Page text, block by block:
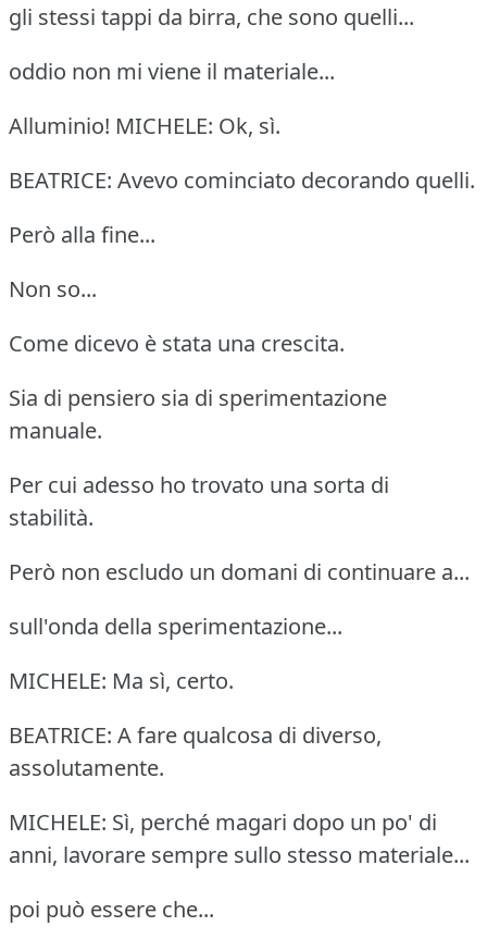
gli stessi tappi da birra, che sono quelli...
oddio non mi viene il materiale...
Alluminio! MICHELE: Ok, sì.
BEATRICE: Avevo cominciato decorando quelli.
Però alla fine...
Non so...
Come dicevo è stata una crescita.
Sia di pensiero sia di sperimentazione
manuale.
Per cui adesso ho trovato una sorta di
stabilità.
Però non escludo un domani di continuare a...
sull'onda della sperimentazione...
MICHELE: Ma sì, certo.
BEATRICE: A fare qualcosa di diverso,
assolutamente.
MICHELE: Sì, perché magari dopo un po' di
anni, lavorare sempre sullo stesso materiale...
poi può essere che...